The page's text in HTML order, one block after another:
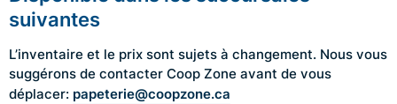
suivantes
L’inventaire et le prix sont sujets à changement. Nous vous
suggérons de contacter Coop Zone avant de vous
déplacer: papeterie@coopzone.ca